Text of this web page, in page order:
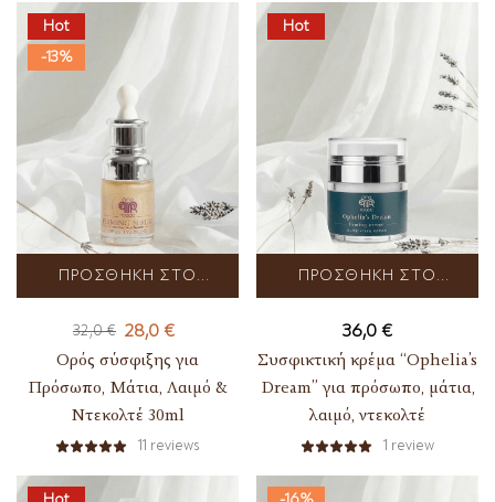
Hot
-13%
ΠΡΟΣΘΉΚΗ ΣΤΟ
32,0€ 28,0 €
Ορός σύσφιξης για
Πρόσωπο, Μάτια, Λαιμό &
Ντεκολτέ 30ml
11 reviews
Hot
ΠΡΟΣΘΉΚΗ ΣΤΟ
36,0 €
Συσφικτική κρέμα “Ophelia’s
Dream” για πρόσωπο, μάτια,
λαιμό, ντεκολτέ
1 review